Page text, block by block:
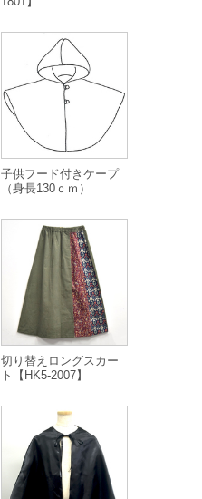
子供フード付きケープ
（身長130ｃｍ）
切り替えロングスカー
ト【HK5-2007】